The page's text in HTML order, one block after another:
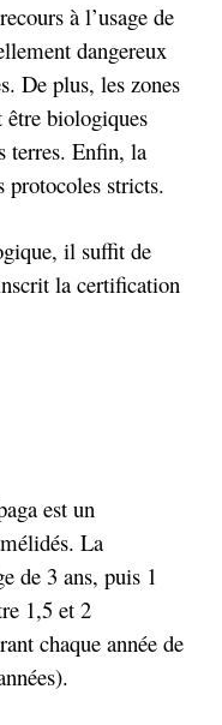
à l’usage de
dangereux
De plus, les zones
être biologiques
terres. Enfin, la
protocoles stricts.
il suffit de
rit la certification
est un
La
de 3 ans, puis 1
1,5 et 2
chaque année de